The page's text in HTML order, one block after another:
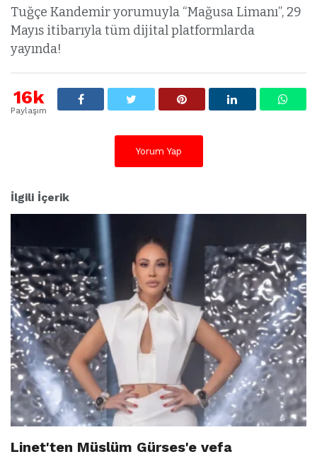
Tuğçe Kandemir yorumuyla “Mağusa Limanı”, 29
Mayıs itibarıyla tüm dijital platformlarda
yayında!
16k
Paylaşım
Yorum Yap
İlgili İçerik
Linet'ten Müslüm Gürses'e vefa